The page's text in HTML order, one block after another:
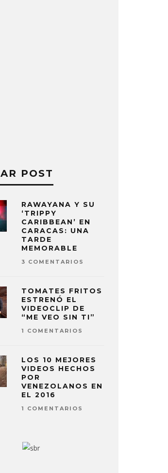
POST
RAWAYANA Y SU
‘TRIPPY
CARIBBEAN’ EN
CARACAS: UNA
TARDE
MEMORABLE
3 COMENTARIOS
TOMATES FRITOS
ESTRENÓ EL
VIDEOCLIP DE
“ME VEO SIN TI”
1 COMENTARIOS
LOS 10 MEJORES
VIDEOS HECHOS
POR
VENEZOLANOS EN
EL 2016
1 COMENTARIOS